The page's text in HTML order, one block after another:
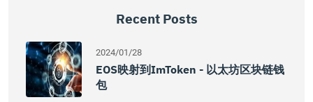
Recent Posts
2024/01/28
EOS映射到imToken - 以太坊区块链钱
包